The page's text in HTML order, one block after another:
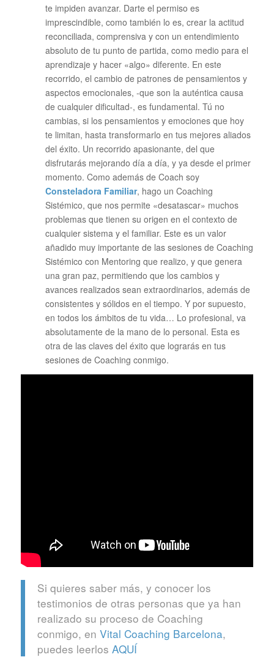
te impiden avanzar. Darte el permiso es
imprescindible, como también lo es, crear la actitud
reconciliada, comprensiva y con un entendimiento
absoluto de tu punto de partida, como medio para el
aprendizaje y hacer «algo» diferente. En este
recorrido, el cambio de patrones de pensamientos y
aspectos emocionales, -que son la auténtica causa
de cualquier dificultad-, es fundamental. Tú no
cambias, si los pensamientos y emociones que hoy
te limitan, hasta transformarlo en tus mejores aliados
del éxito. Un recorrido apasionante, del que
disfrutarás mejorando día a día, y ya desde el primer
momento. Como además de Coach soy
Consteladora Familiar, hago un Coaching
Sistémico, que nos permite «desatascar» muchos
problemas que tienen su origen en el contexto de
cualquier sistema y el familiar. Este es un valor
añadido muy importante de las sesiones de Coaching
Sistémico con Mentoring que realizo, y que genera
una gran paz, permitiendo que los cambios y
avances realizados sean extraordinarios, además de
consistentes y sólidos en el tiempo. Y por supuesto,
en todos los ámbitos de tu vida… Lo profesional, va
absolutamente de la mano de lo personal. Esta es
otra de las claves del éxito que lograrás en tus
sesiones de Coaching conmigo.
Si quieres saber más, y conocer los
testimonios de otras personas que ya han
realizado su proceso de Coaching
conmigo, en Vital Coaching Barcelona,
puedes leerlos AQUÍ